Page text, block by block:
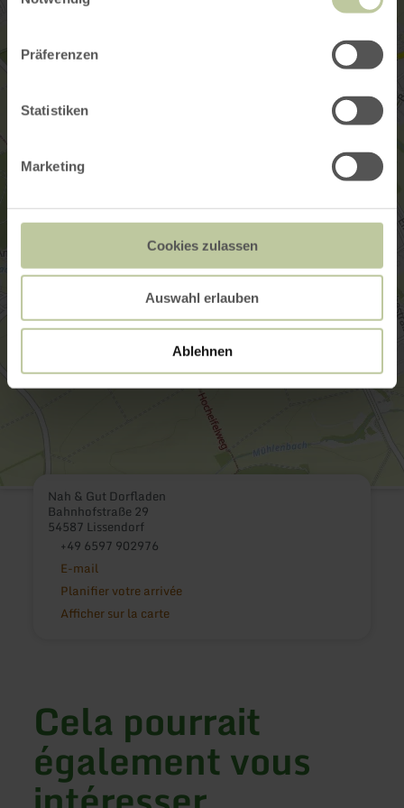
Präferenzen
Statistiken
Marketing
Cookies zulassen
Auswahl erlauben
Ablehnen
Nah & Gut Dorfladen
Bahnhofstraße 29
54587 Lissendorf
+49 6597 902976
E-mail
Planifier votre arrivée
Afficher sur la carte
Cela pourrait
également vous